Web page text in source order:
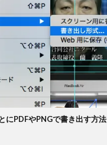
PDFやPNGで書き出す方法